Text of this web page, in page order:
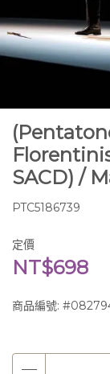
SACD) /
PTC5186739
定價
NT$698
商品編號: